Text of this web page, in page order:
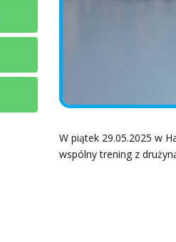
W piątek 29.05.2025 w
wspólny trening z